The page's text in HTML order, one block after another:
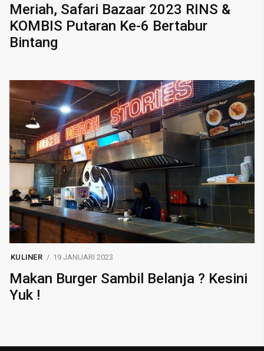
Meriah, Safari Bazaar 2023 RINS &
KOMBIS Putaran Ke-6 Bertabur
Bintang
KULINER 19 JANUARI 2023
Makan Burger Sambil Belanja ? Kesini
Yuk !